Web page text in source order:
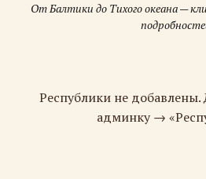
От Балтики до Тихого океана —
Республики не добавлены.
админку →